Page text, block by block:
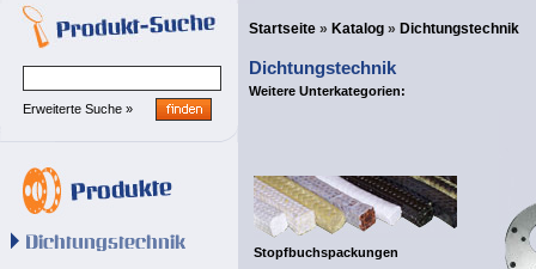
Erweiterte Suche »
Startseite » Katalog » Dichtungstechnik
Dichtungstechnik
Weitere Unterkategorien:
Stopfbuchspackungen